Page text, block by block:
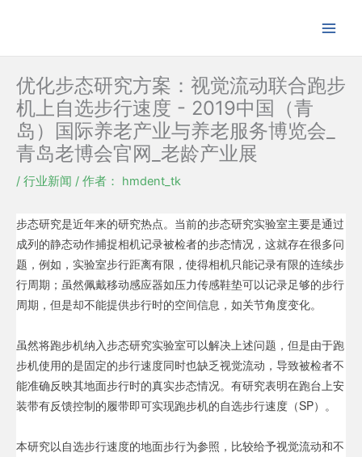
内
优化步态研究方案：视觉流动联合跑步
机上自选步行速度 - 2019中国（青
岛）国际养老产业与养老服务博览会_
青岛老博会官网_老龄产业展
/ 行业新闻 / 作者： hmdent_tk
步态研究是近年来的研究热点。当前的步态研究实验室主要是通过
成列的静态动作捕捉相机记录被检者的步态情况，这就存在很多问
题，例如，实验室步行距离有限，使得相机只能记录有限的连续步
行周期；虽然佩戴移动感应器如压力传感鞋垫可以记录足够的步行
周期，但是却不能提供步行时的空间信息，如关节角度变化。
虽然将跑步机纳入步态研究实验室可以解决上述问题，但是由于跑
步机使用的是固定的步行速度同时也缺乏视觉流动，导致被检者不
能准确反映其地面步行时的真实步态情况。有研究表明在跑台上安
装带有反馈控制的履带即可实现跑步机的自选步行速度（SP）。
本研究以自选步行速度的地面步行为参照，比较给予视觉流动和不